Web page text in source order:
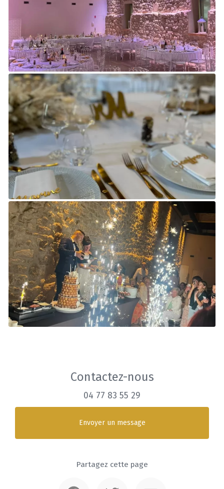
Contactez-nous
04 77 83 55 29
Envoyer un message
Partagez cette page